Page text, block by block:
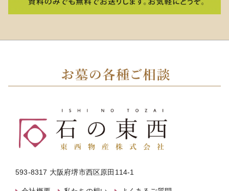
593-8317 大阪府堺市西区原田114-1